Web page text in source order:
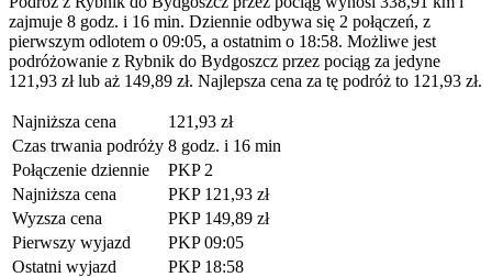
zajmuje 8 godz. i 16 min. Dziennie odbywa się 2 połączeń, z
pierwszym odlotem o 09:05, a ostatnim o 18:58. Możliwe jest
podróżowanie z Rybnik do Bydgoszcz przez pociąg za jedyne
121,93 zł lub aż 149,89 zł. Najlepsza cena za tę podróż to 121,93 zł.
Najniższa cena
121,93 zł
Czas trwania podróży 8 godz. i 16 min
Połączenie dziennie
PKP 2
Najniższa cena
PKP 121,93 zł
Wyzsza cena
PKP 149,89 zł
Pierwszy wyjazd
PKP 09:05
Ostatni wyjazd
PKP 18:58